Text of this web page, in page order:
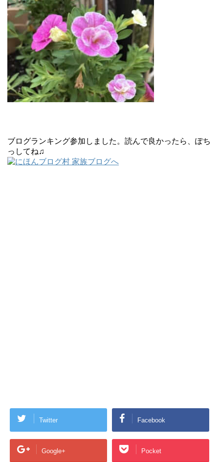
ブログランキング参加しました。読んで良かったら、ぽち
っしてね♫
Twitter Facebook
Google+ Pocket